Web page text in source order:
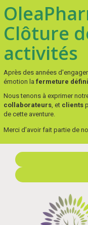
Clôture
activités
Après des années
émotion la fermeture
Nous tenons à exprimer
collaborateurs, et clients
de cette aventure.
Merci d’avoir fait partie de